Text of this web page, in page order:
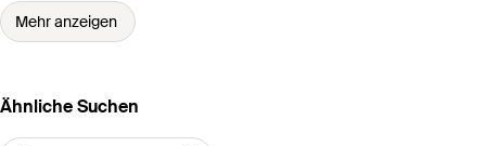
Mehr anzeigen
Ähnliche Suchen